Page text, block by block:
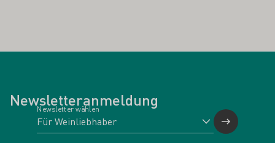
Newsletteranmeldung
Newsletter wählen